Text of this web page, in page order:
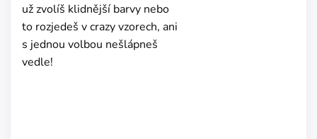
už zvolíš klidnější barvy nebo
to rozjedeš v crazy vzorech, ani
s jednou volbou nešlápneš
vedle!